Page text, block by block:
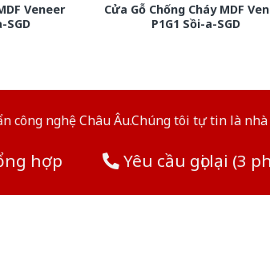
Veneer
SGD
Cửa Gỗ Chống Cháy MDF
P1G1 Sồi-a-SGD
nghệ Châu Âu.Chúng tôi tự tin là
hợp Yêu cầu gọi lại (3